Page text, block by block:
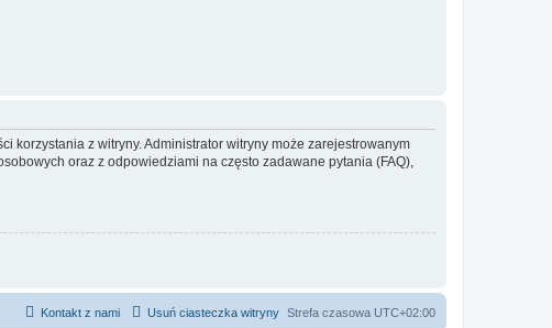
korzystania z witryny. Administrator witryny może zarejestrowanym
oraz z odpowiedziami na często zadawane pytania (FAQ),
Strefa czasowa UTC+02:00
Usuń ciasteczka witryny
Kontakt z nami